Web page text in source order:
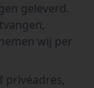
geleverd.
wij per
privéadres,